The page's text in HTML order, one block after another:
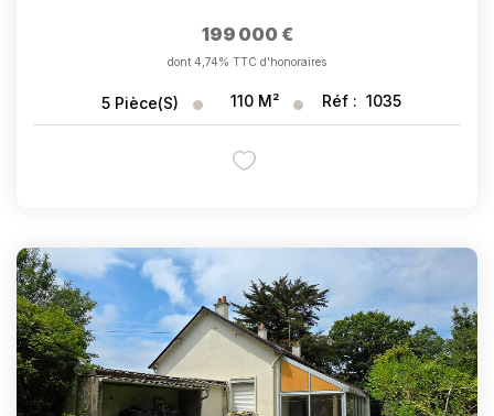
199 000 €
dont 4,74% TTC d'honoraires
5 Pièce(s) 110 M² Réf : 1035